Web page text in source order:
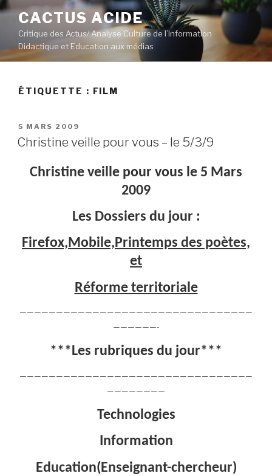
Aller
contenu
principal
CACTUS ACIDE
Critique des Actus/ Analyse Culture de l’Information
Didactique et Education aux médias
ÉTIQUETTE : FILM
PUBLIÉ
LE
5 MARS 2009
Christine veille pour vous – le 5/3/9
Christine veille pour vous le 5 Mars
2009
Les Dossiers du jour :
Firefox,Mobile,Printemps des poètes,
et
Réforme territoriale
————————————————————————————————
——————-
***Les rubriques du jour***
————————————————————————————————
————————
Technologies
Information
Education(Enseignant-chercheur)